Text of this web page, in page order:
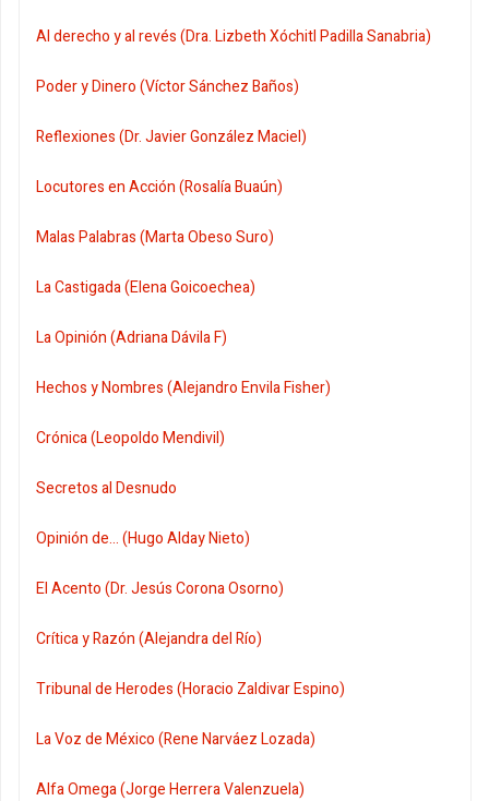
Al derecho y al revés (Dra. Lizbeth Xóchitl Padilla Sanabria)
Poder y Dinero (Víctor Sánchez Baños)
Reflexiones (Dr. Javier González Maciel)
Locutores en Acción (Rosalía Buaún)
Malas Palabras (Marta Obeso Suro)
La Castigada (Elena Goicoechea)
La Opinión (Adriana Dávila F)
Hechos y Nombres (Alejandro Envila Fisher)
Crónica (Leopoldo Mendivil)
Secretos al Desnudo
Opinión de... (Hugo Alday Nieto)
El Acento (Dr. Jesús Corona Osorno)
Crítica y Razón (Alejandra del Río)
Tribunal de Herodes (Horacio Zaldivar Espino)
La Voz de México (Rene Narváez Lozada)
Alfa Omega (Jorge Herrera Valenzuela)